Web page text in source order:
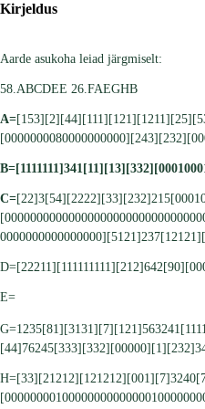
Kirjeldus
Aarde asukoha leiad järgmiselt:
58.ABCDEE 26.FAEGHB
A=
B=
C=
E=